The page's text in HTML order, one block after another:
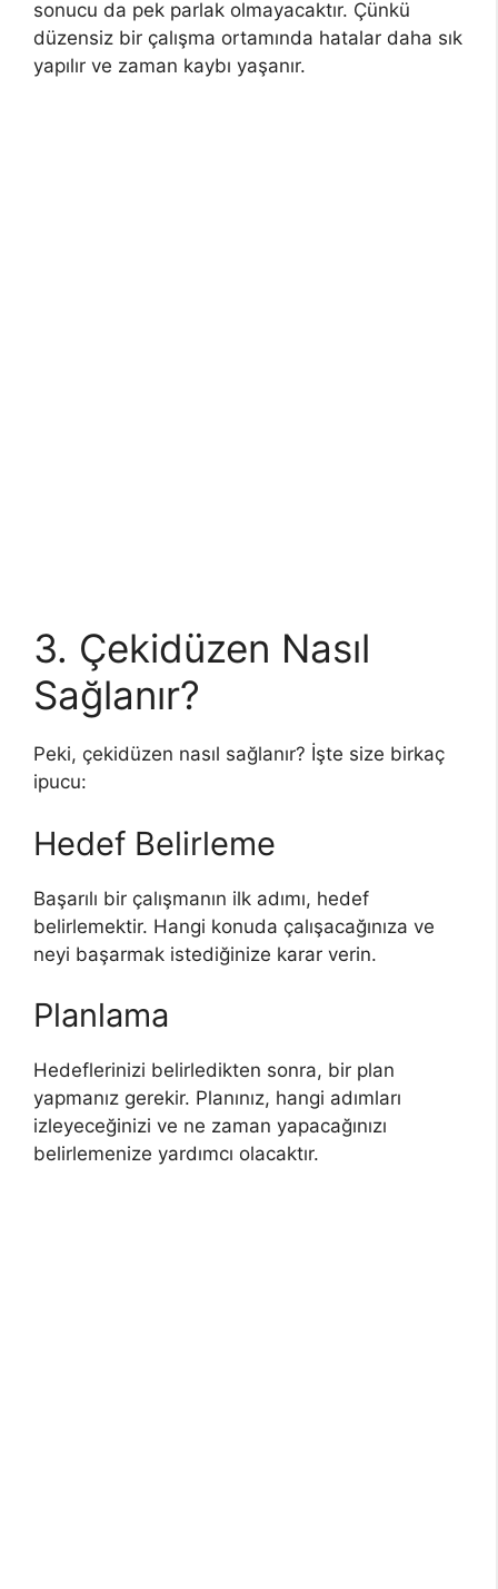
sonucu da pek parlak olmayacaktır. Çünkü
düzensiz bir çalışma ortamında hatalar daha sık
yapılır ve zaman kaybı yaşanır.
3. Çekidüzen Nasıl
Sağlanır?
Peki, çekidüzen nasıl sağlanır? İşte size birkaç
ipucu:
Hedef Belirleme
Başarılı bir çalışmanın ilk adımı, hedef
belirlemektir. Hangi konuda çalışacağınıza ve
neyi başarmak istediğinize karar verin.
Planlama
Hedeflerinizi belirledikten sonra, bir plan
yapmanız gerekir. Planınız, hangi adımları
izleyeceğinizi ve ne zaman yapacağınızı
belirlemenize yardımcı olacaktır.